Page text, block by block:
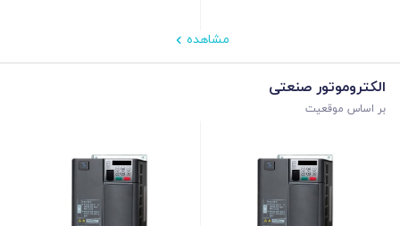
مشاهده
الکتروموتور صنعتی
بر اساس موقعیت